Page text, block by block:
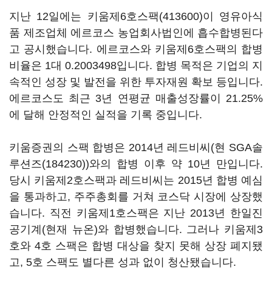
지난 12일에는 키움제6호스팩(413600)이 영유아식
품 제조업체 에르코스 농업회사법인에 흡수합병된다
고 공시했습니다. 에르코스와 키움제6호스팩의 합병
비율은 1대 0.2003498입니다. 합병 목적은 기업의 지
속적인 성장 및 발전을 위한 투자재원 확보 등입니다.
에르코스도 최근 3년 연평균 매출성장률이 21.25%
에 달해 안정적인 실적을 기록 중입니다.
키움증권의 스팩 합병은 2014년 레드비씨(현 SGA솔
루션즈(184230))와의 합병 이후 약 10년 만입니다.
당시 키움제2호스팩과 레드비씨는 2015년 합병 예심
을 통과하고, 주주총회를 거쳐 코스닥 시장에 상장했
습니다. 직전 키움제1호스팩은 지난 2013년 한일진
공기계(현재 뉴온)와 합병했습니다. 그러나 키움제3
호와 4호 스팩은 합병 대상을 찾지 못해 상장 폐지됐
고, 5호 스팩도 별다른 성과 없이 청산됐습니다.